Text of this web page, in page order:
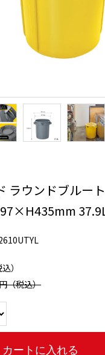
ラウンドブルー
込）
（税込）